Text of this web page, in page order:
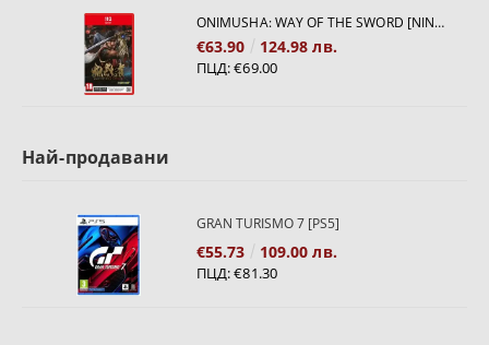
ONIMUSHA: WAY OF THE SWORD [NINTENDO SWITCH 2]
€63.90 124.98 лв.
ПЦД:€69.00
Най-продавани
GRAN TURISMO 7 [PS5]
€55.73 109.00 лв.
ПЦД:€81.30